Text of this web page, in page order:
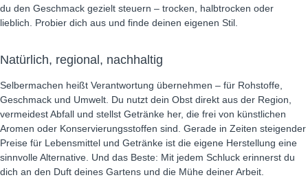
du den Geschmack gezielt steuern – trocken, halbtrocken oder
lieblich. Probier dich aus und finde deinen eigenen Stil.
Natürlich, regional, nachhaltig
Selbermachen heißt Verantwortung übernehmen – für Rohstoffe,
Geschmack und Umwelt. Du nutzt dein Obst direkt aus der Region,
vermeidest Abfall und stellst Getränke her, die frei von künstlichen
Aromen oder Konservierungsstoffen sind. Gerade in Zeiten steigender
Preise für Lebensmittel und Getränke ist die eigene Herstellung eine
sinnvolle Alternative. Und das Beste: Mit jedem Schluck erinnerst du
dich an den Duft deines Gartens und die Mühe deiner Arbeit.